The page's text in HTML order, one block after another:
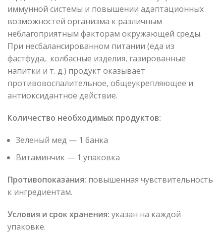
иммунной системы и повышении адаптационных
возможностей организма к различным
неблагоприятным факторам окружающей среды.
При несбалансированном питании (еда из
фастфуда, колбасные изделия, газированные
напитки и т. д.) продукт оказывает
противовоспалительное, общеукрепляющее и
антиоксидантное действие.
Количество необходимых продуктов:
Зеленый мед — 1 банка
Витаминчик — 1 упаковка
Противопоказания: повышенная чувствительность
к ингредиентам.
Условия и срок хранения: указан на каждой
упаковке.